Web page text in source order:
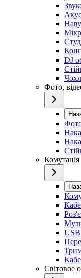
DJ
Фото,
Комутація
Світовое